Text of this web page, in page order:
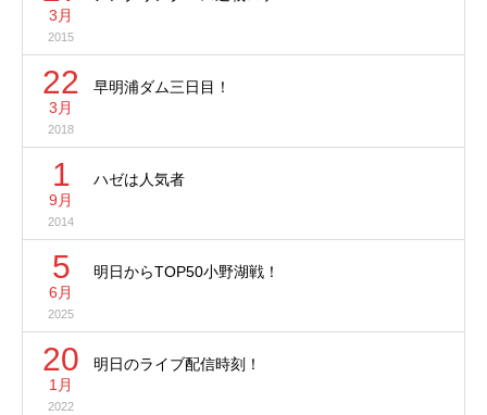
3月
2015
22
3月
2018
早明浦ダム三日目！
1
9月
2014
ハゼは人気者
5
6月
2025
明日からTOP50小野湖戦！
20
1月
2022
明日のライブ配信時刻！